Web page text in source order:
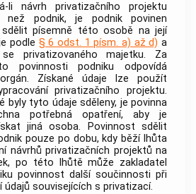
li návrh privatizačního projektu
než podnik, je podnik povinen
sdělit písemně této osobě na její
podle § 6 odst. 1 písm. a) až d) a
privatizovaného majetku. Za
povinnosti podniku odpovídá
Získané údaje lze použít
privatizačního projektu.
byly tyto údaje sděleny, je povinna
potřebná opatření, aby je
jiná osoba. Povinnost sdělit
pouze po dobu, kdy běží lhůta
návrhů privatizačních projektů na
po této lhůtě může zakladatel
povinnost další součinnosti při
údajů souvisejících s privatizací.